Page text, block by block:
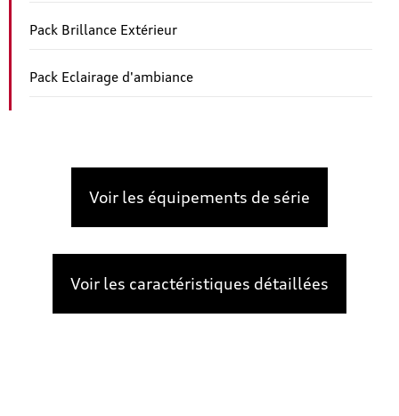
Pack Brillance Extérieur
Pack Eclairage d'ambiance
Voir les équipements de série
Voir les caractéristiques détaillées